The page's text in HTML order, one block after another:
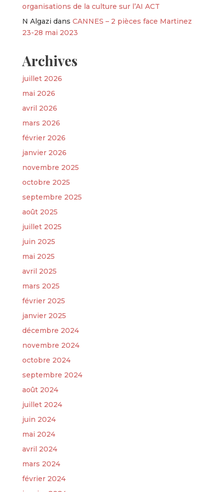
organisations de la culture sur l’AI ACT
N Algazi dans CANNES – 2 pièces face Martinez
23-28 mai 2023
Archives
juillet 2026
mai 2026
avril 2026
mars 2026
février 2026
janvier 2026
novembre 2025
octobre 2025
septembre 2025
août 2025
juillet 2025
juin 2025
mai 2025
avril 2025
mars 2025
février 2025
janvier 2025
décembre 2024
novembre 2024
octobre 2024
septembre 2024
août 2024
juillet 2024
juin 2024
mai 2024
avril 2024
mars 2024
février 2024